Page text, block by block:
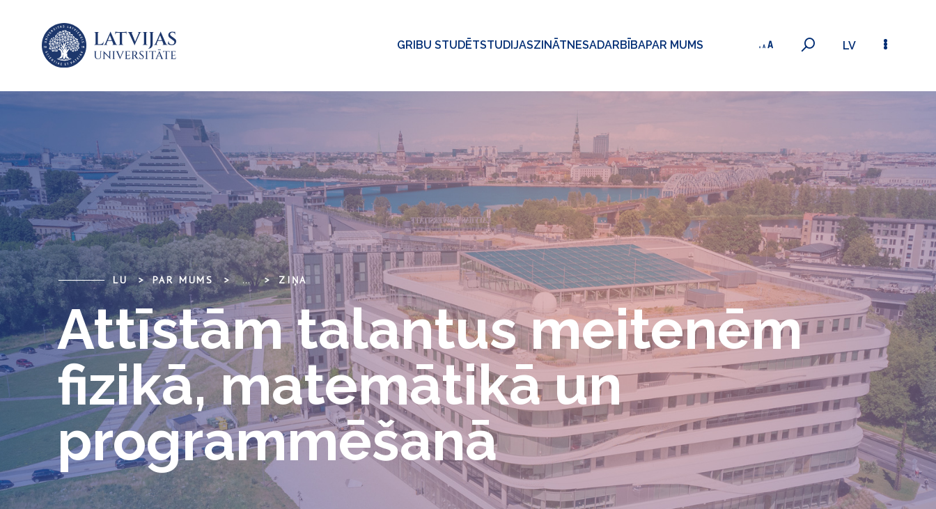
GRIBU STUDĒTSTUDIJASZINĀTNESADARBĪBAPAR MUMS LV
LU PAR MUMS ... ZIŅA
Attīstām talantus meitenēm
fizikā, matemātikā un
programmēšanā